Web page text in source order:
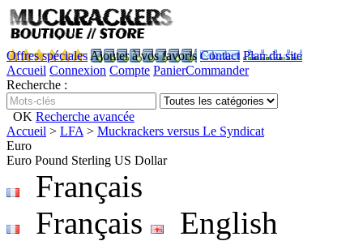
Offres spéciales Ajouter à vos favoris Contact Plan du site
Accueil Connexion Compte PanierCommander
Recherche :
OK Recherche avancée
Accueil > LFA > Muckrackers versus Le Syndicat
Euro
Euro Pound Sterling US Dollar
Français
Français
English